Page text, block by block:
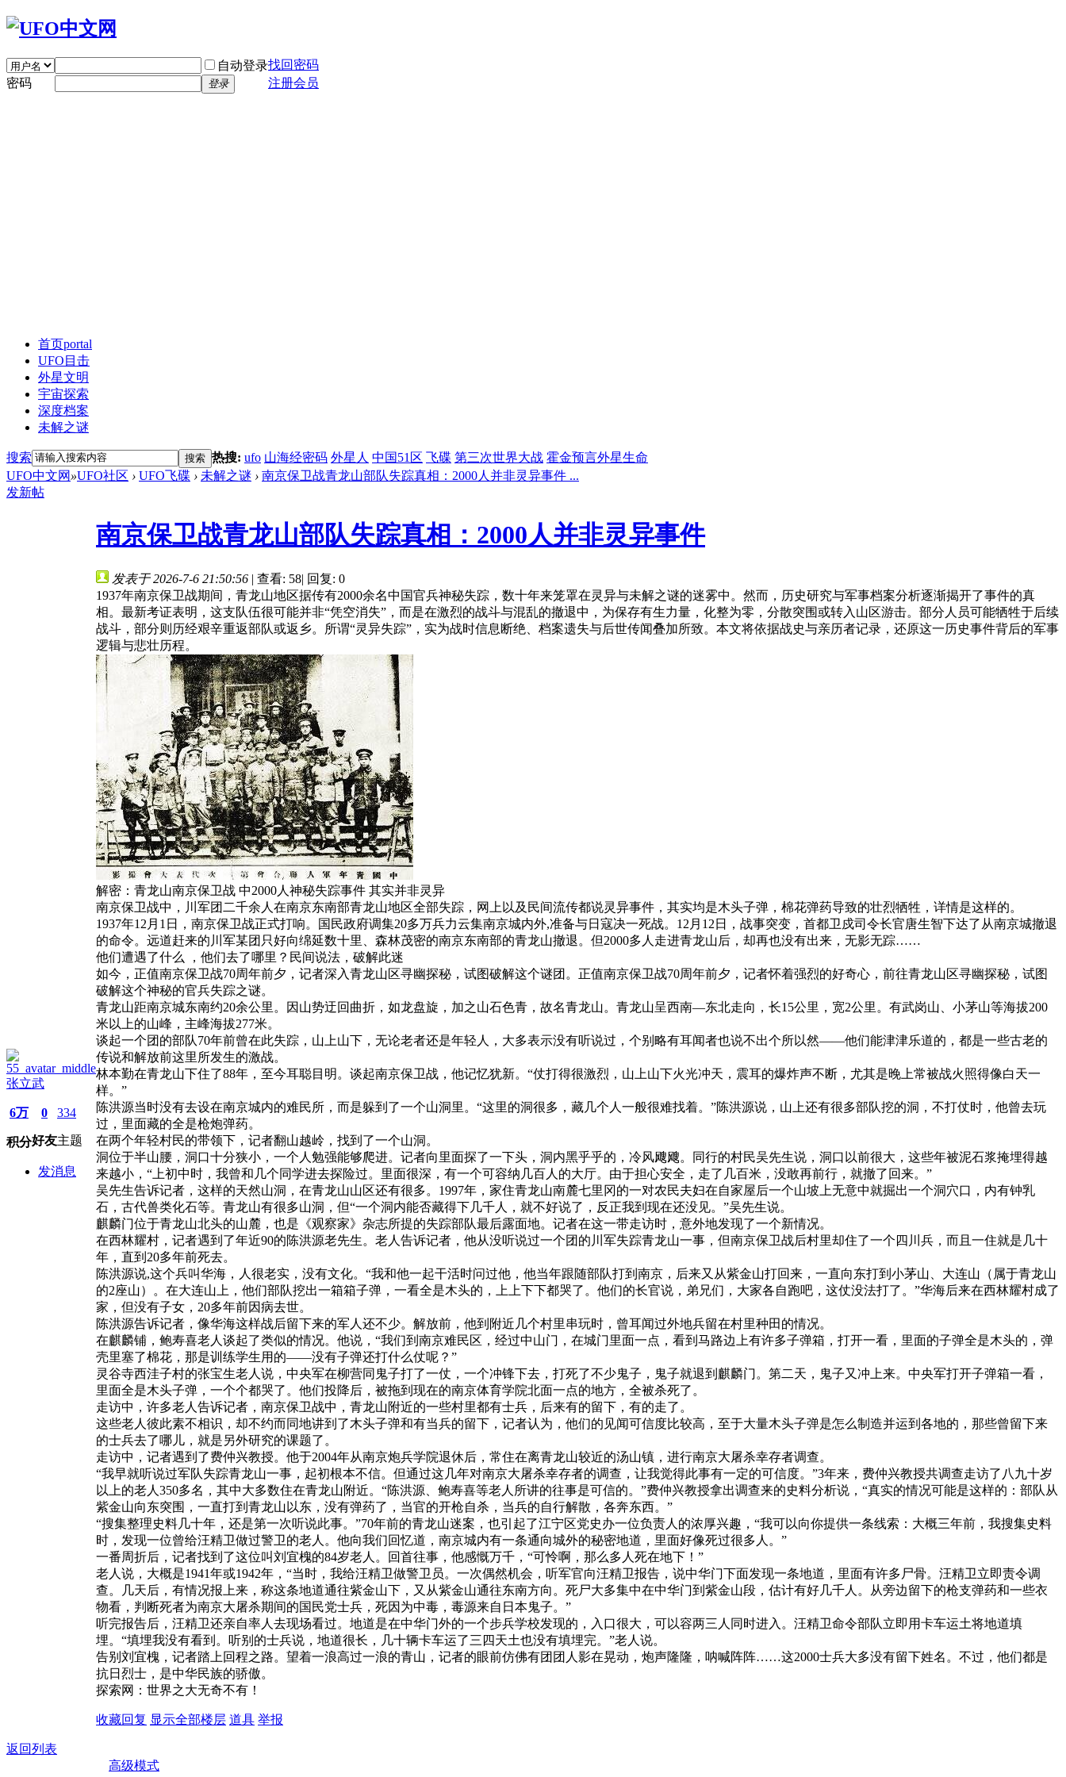
自动登录找回密码
密码
登录 注册会员
首页portal
UFO目击
外星文明
宇宙探索
深度档案
未解之谜
搜索 搜索 热搜: ufo 山海经密码 外星人 中国51区 飞碟 第三次世界大战 霍金预言外星生命
UFO中文网 »UFO社区 › UFO飞碟 › 未解之谜 › 南京保卫战青龙山部队失踪真相：2000人并非灵异事件 ...
发新帖
张立武
6万
积分
0
好友
334
主题
发消息
南京保卫战青龙山部队失踪真相：2000人并非灵异事件
发表于 2026-7-6 21:50:56 | 查看: 58| 回复: 0
1937年南京保卫战期间，青龙山地区据传有2000余名中国官兵神秘失踪，数十年来笼罩在灵异与未解之谜的迷雾中。然而，历史研究与军事档案分析逐渐揭开了事件的真
相。最新考证表明，这支队伍很可能并非“凭空消失”，而是在激烈的战斗与混乱的撤退中，为保存有生力量，化整为零，分散突围或转入山区游击。部分人员可能牺牲于后续
战斗，部分则历经艰辛重返部队或返乡。所谓“灵异失踪”，实为战时信息断绝、档案遗失与后世传闻叠加所致。本文将依据战史与亲历者记录，还原这一历史事件背后的军事
逻辑与悲壮历程。
解密：青龙山南京保卫战 中2000人神秘失踪事件 其实并非灵异
南京保卫战中，川军团二千余人在南京东南部青龙山地区全部失踪，网上以及民间流传都说灵异事件，其实均是木头子弹，棉花弹药导致的壮烈牺牲，详情是这样的。
1937年12月1日，南京保卫战正式打响。国民政府调集20多万兵力云集南京城内外,准备与日寇决一死战。12月12日，战事突变，首都卫戍司令长官唐生智下达了从南京城撤退
的命令。远道赶来的川军某团只好向绵延数十里、森林茂密的南京东南部的青龙山撤退。但2000多人走进青龙山后，却再也没有出来，无影无踪……
他们遭遇了什么 ，他们去了哪里？民间说法，破解此迷
如今，正值南京保卫战70周年前夕，记者深入青龙山区寻幽探秘，试图破解这个谜团。正值南京保卫战70周年前夕，记者怀着强烈的好奇心，前往青龙山区寻幽探秘，试图
破解这个神秘的官兵失踪之谜。
青龙山距南京城东南约20余公里。因山势迂回曲折，如龙盘旋，加之山石色青，故名青龙山。青龙山呈西南—东北走向，长15公里，宽2公里。有武岗山、小茅山等海拔200
米以上的山峰，主峰海拔277米。
谈起一个团的部队70年前曾在此失踪，山上山下，无论老者还是年轻人，大多表示没有听说过，个别略有耳闻者也说不出个所以然——他们能津津乐道的，都是一些古老的
传说和解放前这里所发生的激战。
林本勤在青龙山下住了88年，至今耳聪目明。谈起南京保卫战，他记忆犹新。“仗打得很激烈，山上山下火光冲天，震耳的爆炸声不断，尤其是晚上常被战火照得像白天一
样。”
陈洪源当时没有去设在南京城内的难民所，而是躲到了一个山洞里。“这里的洞很多，藏几个人一般很难找着。”陈洪源说，山上还有很多部队挖的洞，不打仗时，他曾去玩
过，里面藏的全是枪炮弹药。
在两个年轻村民的带领下，记者翻山越岭，找到了一个山洞。
洞位于半山腰，洞口十分狭小，一个人勉强能够爬进。记者向里面探了一下头，洞内黑乎乎的，冷风飕飕。同行的村民吴先生说，洞口以前很大，这些年被泥石浆掩埋得越
来越小，“上初中时，我曾和几个同学进去探险过。里面很深，有一个可容纳几百人的大厅。由于担心安全，走了几百米，没敢再前行，就撤了回来。”
吴先生告诉记者，这样的天然山洞，在青龙山山区还有很多。1997年，家住青龙山南麓七里冈的一对农民夫妇在自家屋后一个山坡上无意中就掘出一个洞穴口，内有钟乳
石，古代兽类化石等。青龙山有很多山洞，但“一个洞内能否藏得下几千人，就不好说了，反正我到现在还没见。”吴先生说。
麒麟门位于青龙山北头的山麓，也是《观察家》杂志所提的失踪部队最后露面地。记者在这一带走访时，意外地发现了一个新情况。
在西林耀村，记者遇到了年近90的陈洪源老先生。老人告诉记者，他从没听说过一个团的川军失踪青龙山一事，但南京保卫战后村里却住了一个四川兵，而且一住就是几十
年，直到20多年前死去。
陈洪源说,这个兵叫华海，人很老实，没有文化。“我和他一起干活时问过他，他当年跟随部队打到南京，后来又从紫金山打回来，一直向东打到小茅山、大连山（属于青龙山
的2座山）。在大连山上，他们部队挖出一箱箱子弹，一看全是木头的，上上下下都哭了。他们的长官说，弟兄们，大家各自跑吧，这仗没法打了。”华海后来在西林耀村成了
家，但没有子女，20多年前因病去世。
陈洪源告诉记者，像华海这样战后留下来的军人还不少。解放前，他到附近几个村里串玩时，曾耳闻过外地兵留在村里种田的情况。
在麒麟铺，鲍寿喜老人谈起了类似的情况。他说，“我们到南京难民区，经过中山门，在城门里面一点，看到马路边上有许多子弹箱，打开一看，里面的子弹全是木头的，弹
壳里塞了棉花，那是训练学生用的——没有子弹还打什么仗呢？”
灵谷寺西洼子村的张宝生老人说，中央军在柳营同鬼子打了一仗，一个冲锋下去，打死了不少鬼子，鬼子就退到麒麟门。第二天，鬼子又冲上来。中央军打开子弹箱一看，
里面全是木头子弹，一个个都哭了。他们投降后，被拖到现在的南京体育学院北面一点的地方，全被杀死了。
走访中，许多老人告诉记者，南京保卫战中，青龙山附近的一些村里都有士兵，后来有的留下，有的走了。
这些老人彼此素不相识，却不约而同地讲到了木头子弹和有当兵的留下，记者认为，他们的见闻可信度比较高，至于大量木头子弹是怎么制造并运到各地的，那些曾留下来
的士兵去了哪儿，就是另外研究的课题了。
走访中，记者遇到了费仲兴教授。他于2004年从南京炮兵学院退休后，常住在离青龙山较近的汤山镇，进行南京大屠杀幸存者调查。
“我早就听说过军队失踪青龙山一事，起初根本不信。但通过这几年对南京大屠杀幸存者的调查，让我觉得此事有一定的可信度。”3年来，费仲兴教授共调查走访了八九十岁
以上的老人350多名，其中大多数住在青龙山附近。“陈洪源、鲍寿喜等老人所讲的往事是可信的。”费仲兴教授拿出调查来的史料分析说，“真实的情况可能是这样的：部队从
紫金山向东突围，一直打到青龙山以东，没有弹药了，当官的开枪自杀，当兵的自行解散，各奔东西。”
“搜集整理史料几十年，还是第一次听说此事。”70年前的青龙山迷案，也引起了江宁区党史办一位负责人的浓厚兴趣，“我可以向你提供一条线索：大概三年前，我搜集史料
时，发现一位曾给汪精卫做过警卫的老人。他向我们回忆道，南京城内有一条通向城外的秘密地道，里面好像死过很多人。”
一番周折后，记者找到了这位叫刘宜槐的84岁老人。回首往事，他感慨万千，“可怜啊，那么多人死在地下！”
老人说，大概是1941年或1942年，“当时，我给汪精卫做警卫员。一次偶然机会，听军官向汪精卫报告，说中华门下面发现一条地道，里面有许多尸骨。汪精卫立即责令调
查。几天后，有情况报上来，称这条地道通往紫金山下，又从紫金山通往东南方向。死尸大多集中在中华门到紫金山段，估计有好几千人。从旁边留下的枪支弹药和一些衣
物看，判断死者为南京大屠杀期间的国民党士兵，死因为中毒，毒源来自日本鬼子。”
听完报告后，汪精卫还亲自率人去现场看过。地道是在中华门外的一个步兵学校发现的，入口很大，可以容两三人同时进入。汪精卫命令部队立即用卡车运土将地道填
埋。“填埋我没有看到。听别的士兵说，地道很长，几十辆卡车运了三四天土也没有填埋完。”老人说。
告别刘宜槐，记者踏上回程之路。望着一浪高过一浪的青山，记者的眼前仿佛有团团人影在晃动，炮声隆隆，呐喊阵阵……这2000士兵大多没有留下姓名。不过，他们都是
抗日烈士，是中华民族的骄傲。
探索网：世界之大无奇不有！
收藏回复 显示全部楼层 道具 举报
返回列表
高级模式